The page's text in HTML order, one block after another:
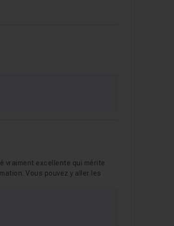
vraiment excellente qui mérite
Vous pouvez y aller les